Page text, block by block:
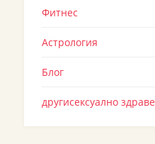
Фитнес
Астрология
Блог
другисексуално здраве